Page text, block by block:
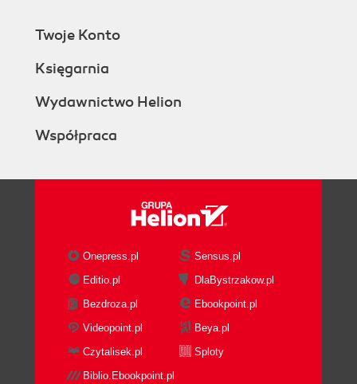
Twoje Konto
Księgarnia
Wydawnictwo Helion
Współpraca
Onepress.pl
Sensus.pl
Editio.pl
DlaBystrzakow.pl
Bezdroza.pl
Ebookpoint.pl
Videopoint.pl
Beya.pl
Czytalisek.pl
Sploty
Biblio.Ebookpoint.pl